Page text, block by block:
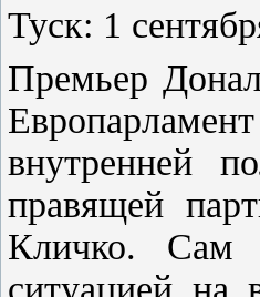
Туск: 1
Премьер
внутренней
правящей
Кличко. Сам